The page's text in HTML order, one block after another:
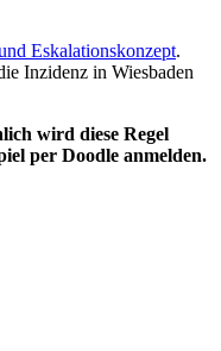
Eskalationskonzept.
Inzidenz in Wiesbaden
wird diese Regel
per Doodle anmelden.